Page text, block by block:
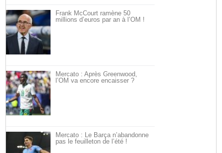
Frank McCourt ramène 50
millions d’euros par an à l’OM !
Mercato : Après Greenwood,
l’OM va encore encaisser ?
Mercato : Le Barça n’abandonne
pas le feuilleton de l’été !